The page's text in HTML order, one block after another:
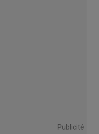
Publicité